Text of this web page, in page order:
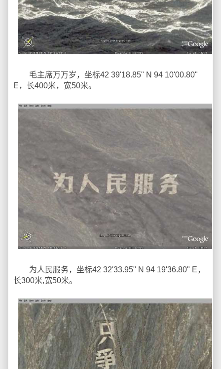
毛主席万万岁，坐标42 39'18.85" N 94 10'00.80"
E，长400米，宽50米。
为人民服务，坐标42 32'33.95" N 94 19'36.80" E，
长300米,宽50米。